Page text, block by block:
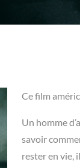
Ce film
Un homme
savoir
rester en vie,